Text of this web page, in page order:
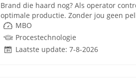
Brand die haard nog? Als operator
optimale productie. Zonder jou geen
MBO
Procestechnologie
Laatste update: 7-8-2026